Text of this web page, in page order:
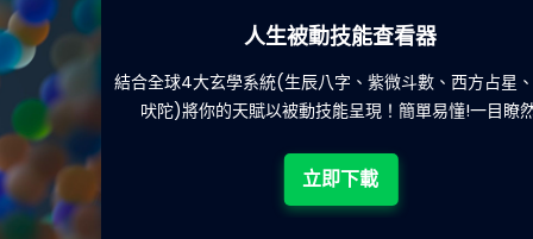
什麽的煩
人生被動技能查看器
結合全球4大玄學系統(生辰八字、紫微斗數、西方占星
吠陀)將你的天賦以被動技能呈現！簡單易懂!一目瞭
立即下載